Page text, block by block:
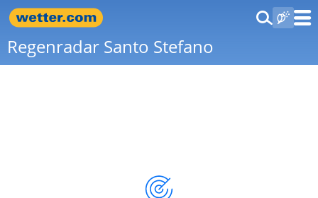
Regenradar Santo Stefano